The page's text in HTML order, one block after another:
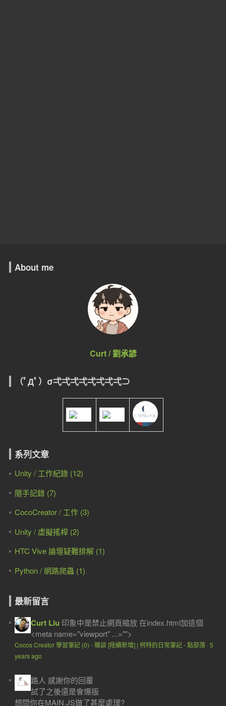
About me
Curt / 劉承諺
（ﾟДﾟ）σ弌弌弌弌弌弌弌弌⊃
系列文章
Unity / 工作紀錄 (12)
隨手記錄 (7)
CocoCreator / 工作 (3)
Unity / 虛擬搖桿 (2)
HTC Vive 論壇疑難排解 (1)
Python / 網路爬蟲 (1)
最新留言
Curt Liu 印象中是禁止網頁縮放 在index.html加這個
<meta name="viewport" ...="">
Cocos Creator 學習筆記 (0) - 雜談 [陸續新增] | 柯特的日常筆記 - 點部落· 5
years ago
路人 感謝你的回覆
試了之後還是會爆版
想問你在MAIN.JS做了甚麼處理?